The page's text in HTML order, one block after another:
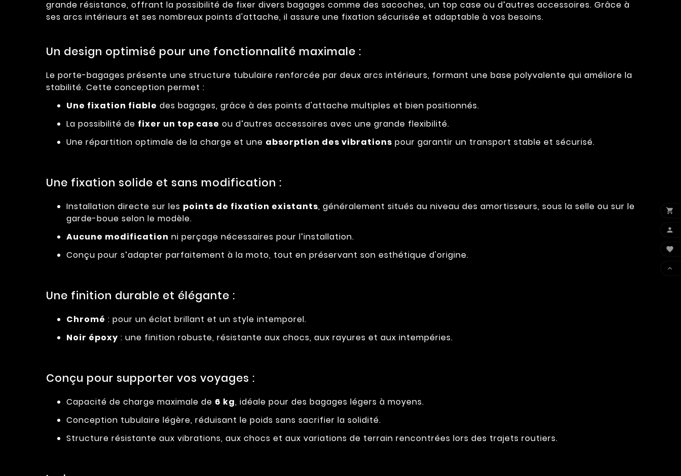
grande résistance, offrant la possibilité de fixer divers bagages comme des sacoches, un top case ou d’autres accessoires. Grâce à
ses arcs intérieurs et ses nombreux points d'attache, il assure une fixation sécurisée et adaptable à vos besoins.
Un design optimisé pour une fonctionnalité maximale :
Le porte-bagages présente une structure tubulaire renforcée par deux arcs intérieurs, formant une base polyvalente qui améliore la
stabilité. Cette conception permet :
Une fixation fiable des bagages, grâce à des points d'attache multiples et bien positionnés.
La possibilité de fixer un top case ou d’autres accessoires avec une grande flexibilité.
Une répartition optimale de la charge et une absorption des vibrations pour garantir un transport stable et sécurisé.
Une fixation solide et sans modification :
Installation directe sur les points de fixation existants, généralement situés au niveau des amortisseurs, sous la selle ou sur le
garde-boue selon le modèle.
Aucune modification ni perçage nécessaires pour l’installation.
Conçu pour s’adapter parfaitement à la moto, tout en préservant son esthétique d'origine.
Une finition durable et élégante :
Chromé : pour un éclat brillant et un style intemporel.
Noir époxy : une finition robuste, résistante aux chocs, aux rayures et aux intempéries.
Conçu pour supporter vos voyages :
Capacité de charge maximale de 6 kg, idéale pour des bagages légers à moyens.
Conception tubulaire légère, réduisant le poids sans sacrifier la solidité.
Structure résistante aux vibrations, aux chocs et aux variations de terrain rencontrées lors des trajets routiers.



